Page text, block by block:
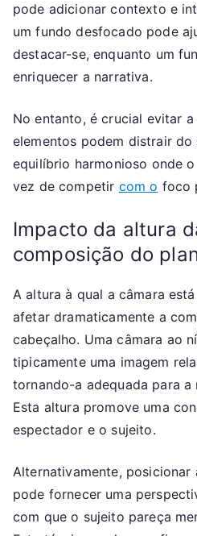
pode adicionar contexto e
um fundo desfocado pode
destacar-se, enquanto um
enriquecer a narrativa.
No entanto, é crucial evitar
elementos podem distrair do
equilíbrio harmonioso onde
vez de competir com o foco
Impacto da altura
composição do
A altura à qual a câmara
afetar dramaticamente a
cabeçalho. Uma câmara ao
tipicamente uma imagem
tornando-a adequada para
Esta altura promove uma
espectador e o sujeito.
Alternativamente, posicionar
pode fornecer uma
com que o sujeito pareça